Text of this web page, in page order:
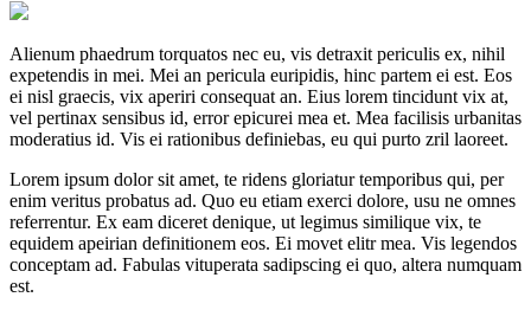
Alienum phaedrum torquatos nec eu, vis detraxit periculis ex, nihil
expetendis in mei. Mei an pericula euripidis, hinc partem ei est. Eos
ei nisl graecis, vix aperiri consequat an. Eius lorem tincidunt vix at,
vel pertinax sensibus id, error epicurei mea et. Mea facilisis urbanitas
moderatius id. Vis ei rationibus definiebas, eu qui purto zril laoreet.
Lorem ipsum dolor sit amet, te ridens gloriatur temporibus qui, per
enim veritus probatus ad. Quo eu etiam exerci dolore, usu ne omnes
referrentur. Ex eam diceret denique, ut legimus similique vix, te
equidem apeirian definitionem eos. Ei movet elitr mea. Vis legendos
conceptam ad. Fabulas vituperata sadipscing ei quo, altera numquam
est.